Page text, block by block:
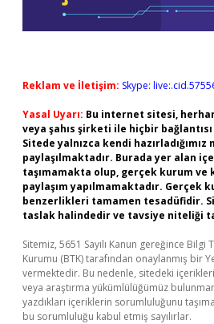
Reklam ve İletişim: Skype:
Yasal Uyarı: Bu internet sitesi,
veya şahıs şirketi ile hiçbir
Sitede yalnızca kendi
paylaşılmaktadır. Burada yer alan
taşımamakta olup, gerçek kurum ve
paylaşım yapılmamaktadır. Gerçek
benzerlikleri tamamen tesadüfidir.
taslak halindedir ve tavsiye niteliği
Sitemiz, 5651 Sayılı Kanun gereğince
Kurumu (BTK) tarafından onaylanmış bir
vermektedir. Bu nedenle, sitedeki
veya araştırma yükümlülüğümüz
yazdıkları içeriklerin sorumluluğunu
bu sorumluluğu kabul etmiş sayılırlar.